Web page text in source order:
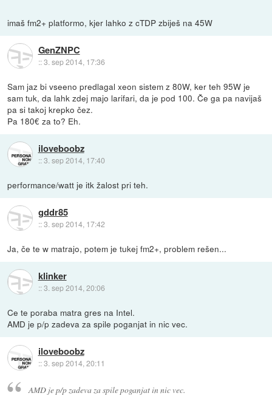
imaš fm2+ platformo, kjer lahko z cTDP zbiješ na 45W
GenZNPC
::3. sep 2014, 17:36
Sam jaz bi vseeno predlagal xeon sistem z 80W, ker teh 95W je
sam tuk, da lahk zdej majo larifari, da je pod 100. Če ga pa navijaš
pa si takoj krepko čez.
Pa 180€ za to? Eh.
iloveboobz
::3. sep 2014, 17:40
performance/watt je itk žalost pri teh.
gddr85
::3. sep 2014, 17:42
Ja, če te w matrajo, potem je tukej fm2+, problem rešen...
klinker
::3. sep 2014, 20:06
Ce te poraba matra gres na Intel.
AMD je p/p zadeva za spile poganjat in nic vec.
iloveboobz
::3. sep 2014, 20:11
AMD je p/p zadeva za spile poganjat in nic vec.